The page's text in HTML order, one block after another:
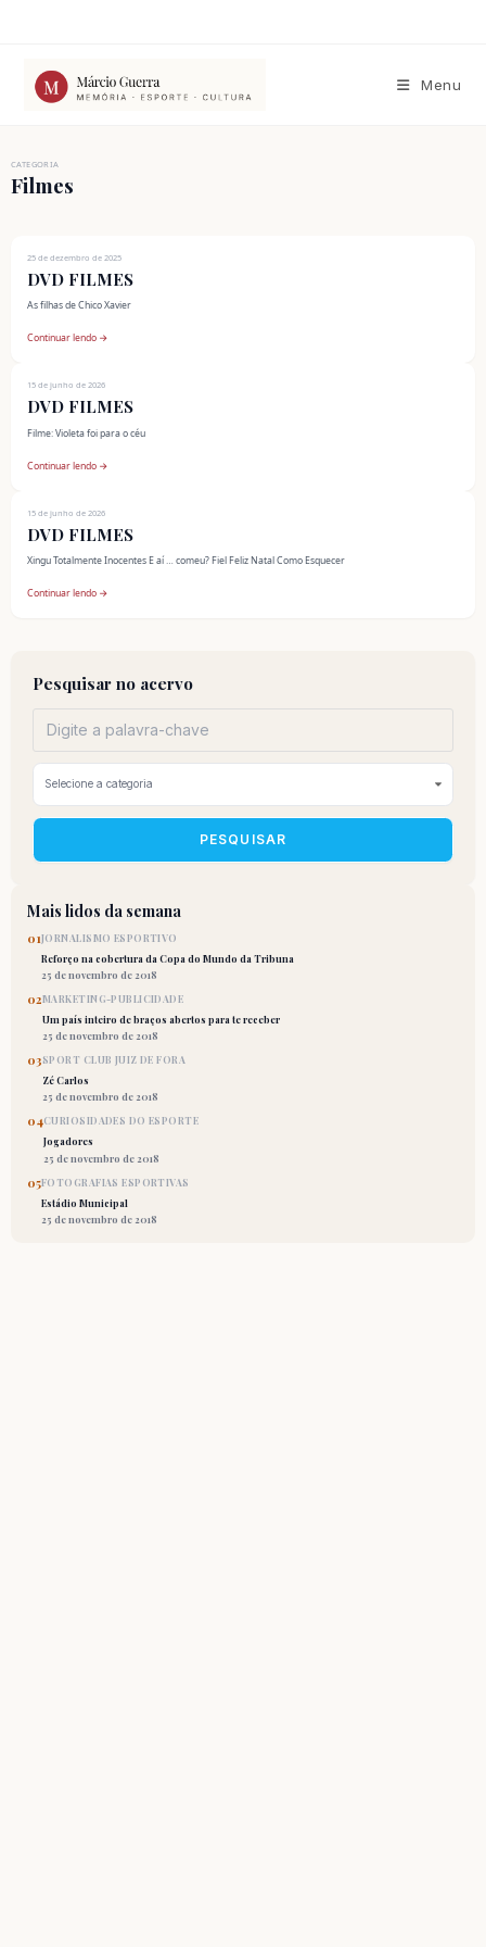
conteúdo
Menu
CATEGORIA
Filmes
25 de dezembro de 2025
DVD FILMES
As filhas de Chico Xavier
Continuar lendo →
15 de junho de 2026
DVD FILMES
Filme: Violeta foi para o céu
Continuar lendo →
15 de junho de 2026
DVD FILMES
Xingu Totalmente Inocentes E aí … comeu? Fiel Feliz Natal Como Esquecer
Continuar lendo →
Pesquisar no acervo
PESQUISAR
Mais lidos da semana
01JORNALISMO ESPORTIVO
Reforço na cobertura da Copa do Mundo da Tribuna
25 de novembro de 2018
02MARKETING-PUBLICIDADE
Um país inteiro de braços abertos para te receber
25 de novembro de 2018
03SPORT CLUB JUIZ DE FORA
Zé Carlos
25 de novembro de 2018
04CURIOSIDADES DO ESPORTE
Jogadores
25 de novembro de 2018
05FOTOGRAFIAS ESPORTIVAS
Estádio Municipal
25 de novembro de 2018